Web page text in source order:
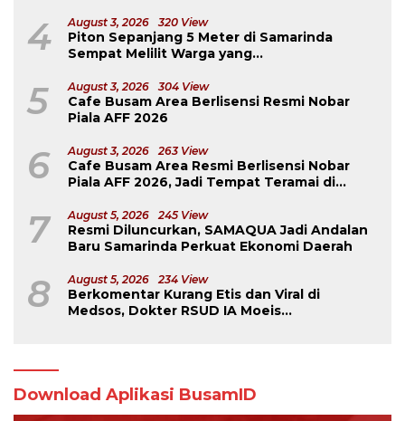
4 August 3, 2026 320 View
Piton Sepanjang 5 Meter di Samarinda
Sempat Melilit Warga yang
5 August 3, 2026 304 View
Cafe Busam Area Berlisensi Resmi Nobar
Piala AFF 2026
6 August 3, 2026 263 View
Cafe Busam Area Resmi Berlisensi Nobar
Piala AFF 2026, Jadi Tempat Teramai di
7 August 5, 2026 245 View
Resmi Diluncurkan, SAMAQUA Jadi Andalan
Baru Samarinda Perkuat Ekonomi Daerah
8 August 5, 2026 234 View
Berkomentar Kurang Etis dan Viral di
Medsos, Dokter RSUD IA Moeis
Download Aplikasi BusamID